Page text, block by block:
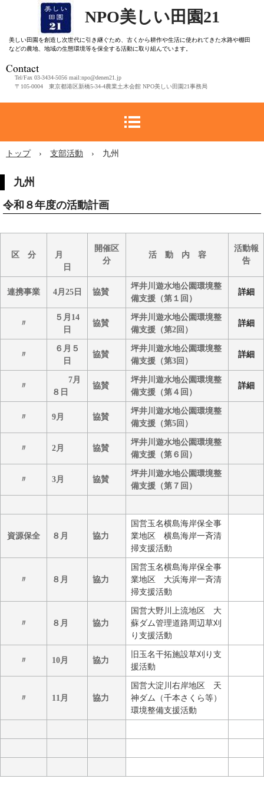
NPO美しい田園21
美しい田園を創造し次世代に引き継ぐため、古くから耕作や生活に使われてきた水路や棚田
などの農地、地域の生態環境等を保全する活動に取り組んでいます。
Tel/Fax 03-3434-5056 mail:npo@denen21.jp
〒105-0004 東京都港区新橋5-34-4農業土木会館 NPO美しい田園21事務局
トップ › 支部活動 › 九州
九州
令和８年度の活動計画
区 分
月
日
開催区
分
活 動 内 容
活動報
告
連携事業 4月25日 協賛
坪井川遊水地公園環境整
備支援（第１回）
詳細
〃
５月14
日
協賛
坪井川遊水地公園環境整
備支援（第2回）
詳細
〃
６月５
日
協賛
坪井川遊水地公園環境整
備支援（第3回）
詳細
〃
7月
８日
協賛
坪井川遊水地公園環境整
備支援（第４回）
詳細
〃 9月 協賛
坪井川遊水地公園環境整
備支援（第5回）
〃 2月 協賛
坪井川遊水地公園環境整
備支援（第６回）
〃 3月 協賛
坪井川遊水地公園環境整
備支援（第７回）
資源保全 ８月 協力
国営玉名横島海岸保全事
業地区 横島海岸一斉清
掃支援活動
〃 ８月 協力
国営玉名横島海岸保全事
業地区 大浜海岸一斉清
掃支援活動
〃 ８月 協力
国営大野川上流地区 大
蘇ダム管理道路周辺草刈
り支援活動
〃 10月 協力
旧玉名干拓施設草刈り支
援活動
〃 11月 協力
国営大淀川右岸地区 天
神ダム（千本さくら等）
環境整備支援活動